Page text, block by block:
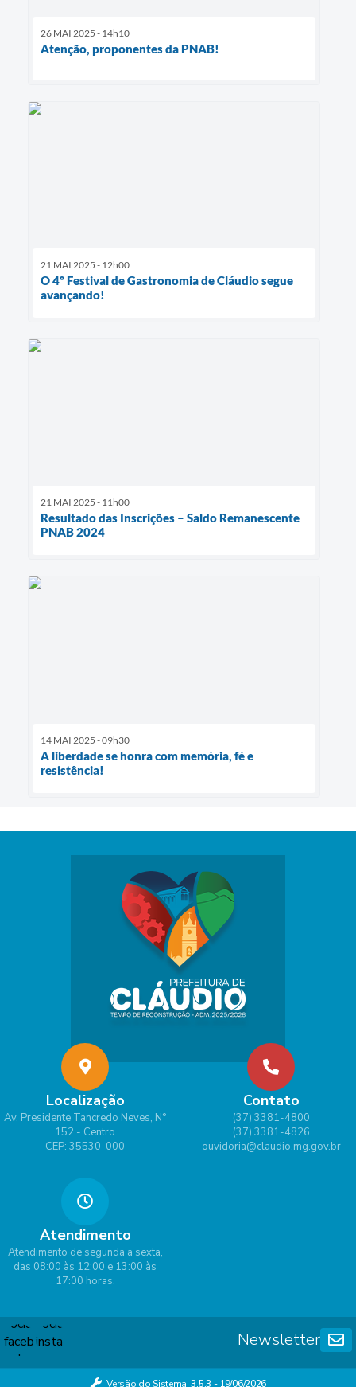
26 MAI 2025 - 14h10
Atenção, proponentes da PNAB!
21 MAI 2025 - 12h00
O 4º Festival de Gastronomia de Cláudio segue
avançando!
21 MAI 2025 - 11h00
Resultado das Inscrições – Saldo Remanescente
PNAB 2024
14 MAI 2025 - 09h30
A liberdade se honra com memória, fé e
resistência!
Localização
Av. Presidente Tancredo Neves, N°
152 - Centro
CEP: 35530-000
Contato
(37) 3381-4800
(37) 3381-4826
ouvidoria@claudio.mg.gov.br
Atendimento
Atendimento de segunda a sexta,
das 08:00 às 12:00 e 13:00 às
17:00 horas.
Newsletter
Versão do Sistema:3.5.3 - 19/06/2026